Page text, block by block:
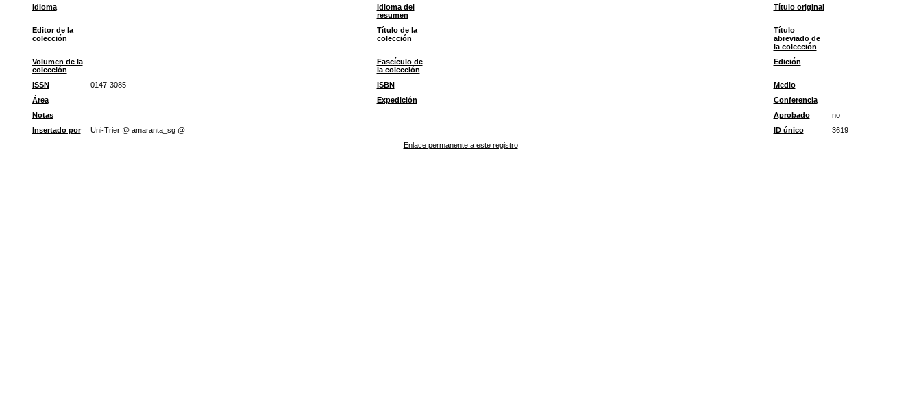
Idioma
Idioma del
resumen
Título original
Editor de la
colección
Título de la
colección
Título
abreviado de
la colección
Volumen de la
colección
Fascículo de
la colección
Edición
ISSN 0147-3085 ISBN
Medio
Área
Expedición
Conferencia
Notas
Aprobado
no
Insertado por
Uni-Trier @ amaranta_sg @ ID único
3619
Enlace permanente a este registro